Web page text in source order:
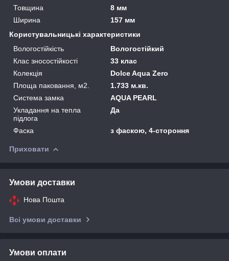
Товщина
8 мм
Ширина
157 мм
Користувальницькі характеристики
Вологостійкість
Вологостійкий
Клас зносостійкості
33 клас
Колекція
Dolce Aqua Zero
Площа паковання, м2.
1.733 м.кв.
Система замка
AQUA PEARL
Укладання на тепла
підлога
Да
Фаска з фаскою, 4-стороння
Приховати
Умови доставки
Нова Пошта
Всі умови доставки
Умови оплати